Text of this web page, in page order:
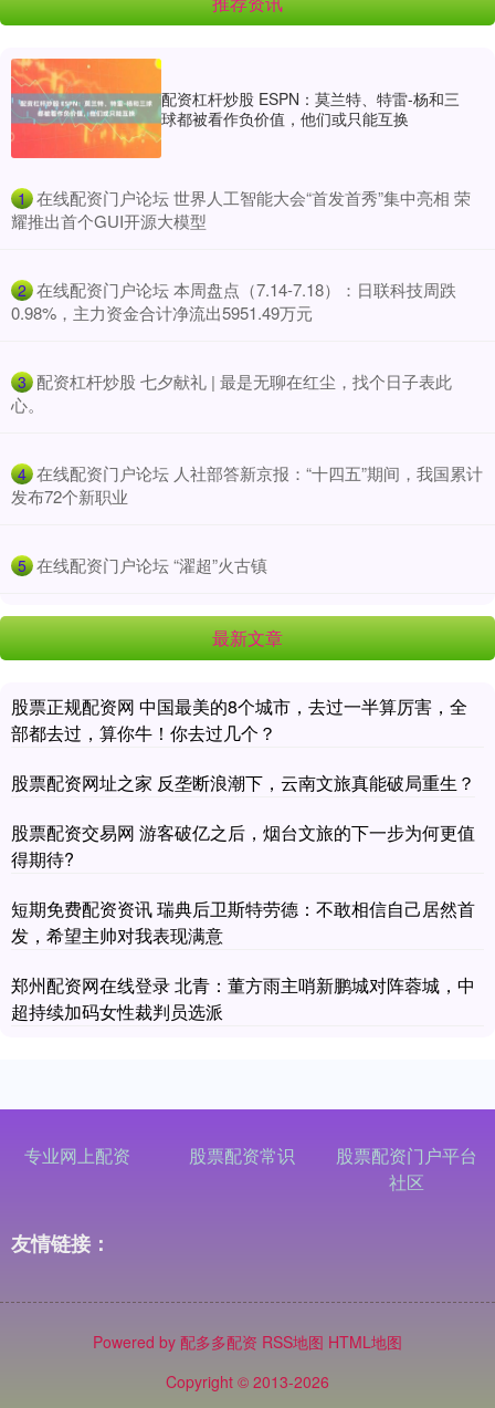
配资杠杆炒股 ESPN：莫兰特、特雷-杨和三
球都被看作负价值，他们或只能互换
1 ​在线配资门户论坛 世界人工智能大会“首发首秀”集中亮相 荣
耀推出首个GUI开源大模型
2 ​在线配资门户论坛 本周盘点（7.14-7.18）：日联科技周跌
0.98%，主力资金合计净流出5951.49万元
3 ​配资杠杆炒股 七夕献礼 | 最是无聊在红尘，找个日子表此
心。
4 ​在线配资门户论坛 人社部答新京报：“十四五”期间，我国累计
发布72个新职业
5 ​在线配资门户论坛 “濯超”火古镇
最新文章
股票正规配资网 中国最美的8个城市，去过一半算厉害，全
部都去过，算你牛！你去过几个？
股票配资网址之家 反垄断浪潮下，云南文旅真能破局重生？
股票配资交易网 游客破亿之后，烟台文旅的下一步为何更值
得期待?
短期免费配资资讯 瑞典后卫斯特劳德：不敢相信自己居然首
发，希望主帅对我表现满意
郑州配资网在线登录 北青：董方雨主哨新鹏城对阵蓉城，中
超持续加码女性裁判员选派
专业网上配资 股票配资常识
股票配资门户平台
社区
友情链接：
Powered by 配多多配资 RSS地图 HTML地图
Copyright © 2013-2026